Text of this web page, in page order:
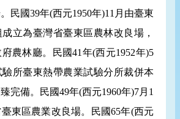
民國39年(西元1950年)11月由臺東
立為臺灣省臺東區農林改良場，
農林廳。民國41年(西元1952年)5
驗所臺東熱帶農業試驗分所裁併本
完備。民國49年(西元1960年)7月1
東區農業改良場。民國65年(西元